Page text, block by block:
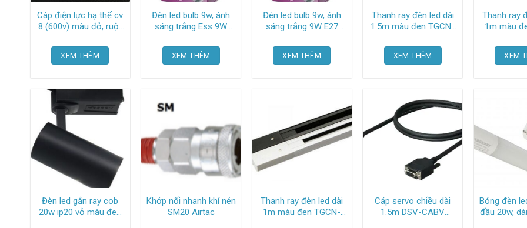
Cáp điện lực hạ thế cv
8 (600v) màu đỏ, ruột
bằng pvc 56000153
TGCN-53446 Cadivi
XEM THÊM
Đèn led bulb 9w, ánh
sáng trắng Ess 9W
XEM THÊM
Đèn led bulb 9w, ánh
sáng trắng 9W E27
XEM THÊM
Thanh ray đèn led dài
1.5m màu đen TGCN-
XEM THÊM
Thanh ray
1m màu đen
XEM
Đèn led gắn ray cob
20w ip20 vỏ màu đen
Khớp nối nhanh khí nén
SM20 Airtac
Thanh ray đèn led dài
1m màu đen TGCN-
Cáp servo chiều dài
1.5m DSV-CABV
Bóng đèn
đầu 20w,